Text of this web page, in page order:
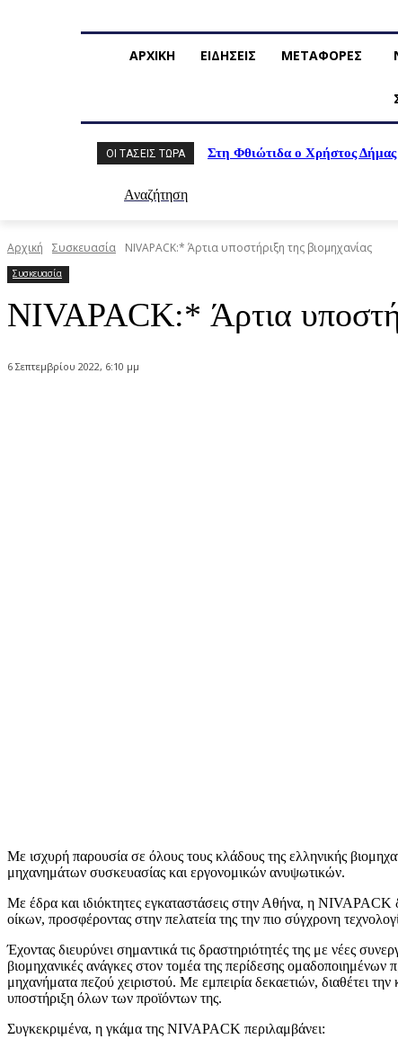
ΑΡΧΙΚΗ ΕΙΔΗΣΕΙΣ ΜΕΤΑΦΟΡΕΣ
ΟΙ ΤΆΣΕΙΣ ΤΏΡΑ Στη Φθιώτιδα ο Χρήστος Δήμας
Αναζήτηση
Αρχική Συσκευασία NIVAPACK:* Άρτια υποστήριξη της βιομηχανίας
Συσκευασία
NIVAPACK:* Άρτια
6 Σεπτεμβρίου 2022, 6:10 μμ
Με ισχυρή παρουσία σε όλους τους κλάδους της ελληνικής
μηχανημάτων συσκευασίας και εργονομικών ανυψωτικών.
Με έδρα και ιδιόκτητες εγκαταστάσεις στην Αθήνα, η
οίκων, προσφέροντας στην πελατεία της την πιο σύγχρονη
Έχοντας διευρύνει σημαντικά τις δραστηριότητές της με νέες
βιομηχανικές ανάγκες στον τομέα της περίδεσης ομαδοποιημένων
μηχανήματα πεζού χειριστού. Με εμπειρία δεκαετιών, διαθέτει
υποστήριξη όλων των προϊόντων της.
Συγκεκριμένα, η γκάμα της NIVAPACK περιλαμβάνει: